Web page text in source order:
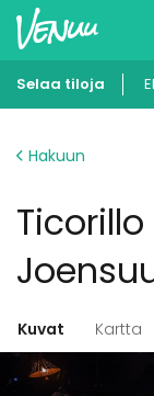
Selaa tiloja
Hakuun
Kuvat Kartta